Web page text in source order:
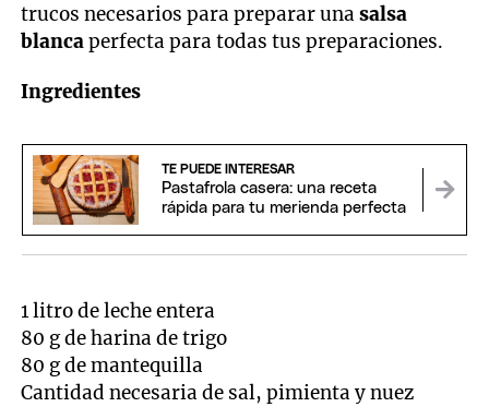
trucos necesarios para preparar unasalsa
blancaperfecta para todas tus preparaciones.
Ingredientes
TE PUEDE INTERESAR
Pastafrola casera: una receta
rápida para tu merienda perfecta
1 litro de leche entera
80 g de harina de trigo
80 g de mantequilla
Cantidad necesaria de sal, pimienta y nuez